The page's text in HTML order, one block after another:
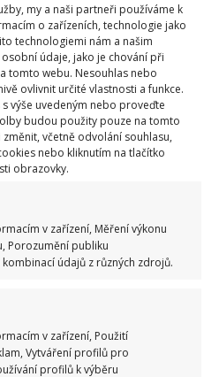
my a naši partneři používáme k
o zařízeních, technologie jako
technologiemi nám a našim
údaje, jako je chování při
tomto webu. Nesouhlas nebo
ovlivnit určité vlastnosti a funkce.
výše uvedeným nebo proveďte
budou použity pouze na tomto
včetně odvolání souhlasu,
nebo kliknutím na tlačítko
obrazovky.
v zařízení, Měření výkonu
Porozumění publiku
údajů z různých zdrojů.
v zařízení, Použití
Vytváření profilů pro
profilů k výběru
od koupelny
uvidíte spíš ve starších